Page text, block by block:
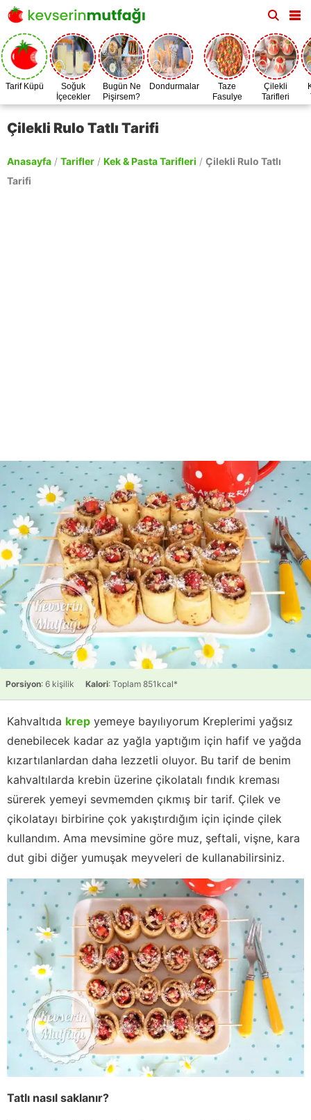
Tarif Küpü
Soğuk
İçecekler
Bugün Ne
Pişirsem?
Dondurmalar
Taze
Fasulye
Zamanı
Çilekli
Tarifleri
Çilekli Rulo Tatlı Tarifi
Anasayfa / Tarifler / Kek & Pasta Tarifleri / Çilekli Rulo Tatlı
Tarifi
Porsiyon: 6 kişilik Kalori: Toplam 851kcal*
Kahvaltıda krep yemeye bayılıyorum Kreplerimi yağsız
denebilecek kadar az yağla yaptığım için hafif ve yağda
kızartılanlardan daha lezzetli oluyor. Bu tarif de benim
kahvaltılarda krebin üzerine çikolatalı fındık kreması
sürerek yemeyi sevmemden çıkmış bir tarif. Çilek ve
çikolatayı birbirine çok yakıştırdığım için içinde çilek
kullandım. Ama mevsimine göre muz, şeftali, vişne, kara
dut gibi diğer yumuşak meyveleri de kullanabilirsiniz.
Tatlı nasıl saklanır?